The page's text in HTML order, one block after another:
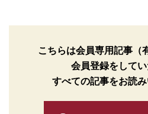
こちらは会員専用記事（
会員登録をしてい
すべての記事をお読み